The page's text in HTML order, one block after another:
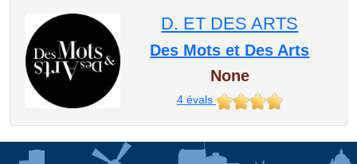
D. ET DES ARTS
Des Mots et Des Arts
None
4évals